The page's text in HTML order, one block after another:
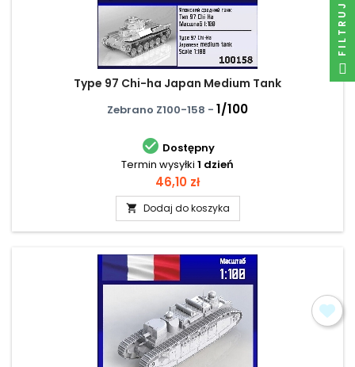
Type 97 Chi-ha Japan Medium Tank
Zebrano Z100-158 - 1/100
 Dostępny
Termin wysyłki 1 dzień
Cena
46,10 zł
 Dodaj do koszyka
FILTRUJ